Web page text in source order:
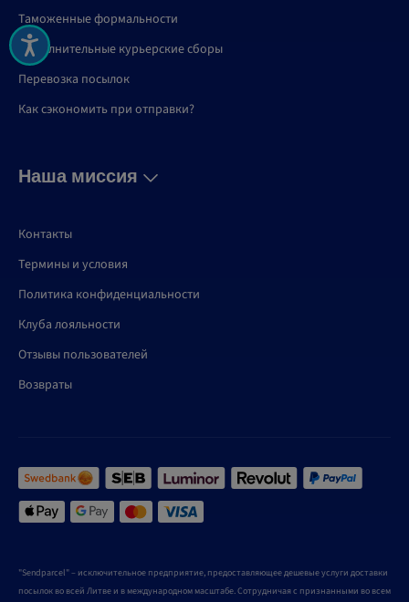
Таможенные формальности
Дополнительные курьерские сборы
Перевозка посылок
Как сэкономить при отправки?
Наша миссия
Контакты
Термины и условия
Политика конфиденциальности
Клуба лояльности
Отзывы пользователей
Возвраты
"Sendparcel" – исключительное предприятие, предоставляющее дешевые услуги доставки
посылок во всей Литве и в международном масштабе. Сотрудничая с признанными во всем